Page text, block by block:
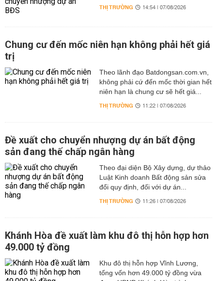
THỊ TRƯỜNG 14:54 | 07/08/2026
Chung cư đến mốc niên hạn không phải hết giá
trị
Theo lãnh đạo Batdongsan.com.vn,
không phải cứ đến mốc thời gian hết
niên hạn là chung cư sẽ hết giá...
THỊ TRƯỜNG 11:22 | 07/08/2026
Đề xuất cho chuyển nhượng dự án bất động
sản đang thế chấp ngân hàng
Theo đại diện Bộ Xây dựng, dự thảo
Luật Kinh doanh Bất động sản sửa
đổi quy định, đối với dự án...
THỊ TRƯỜNG 11:26 | 07/08/2026
Khánh Hòa đề xuất làm khu đô thị hỗn hợp hơn
49.000 tỷ đồng
Khu đô thị hỗn hợp Vĩnh Lương,
tổng vốn hơn 49.000 tỷ đồng vừa